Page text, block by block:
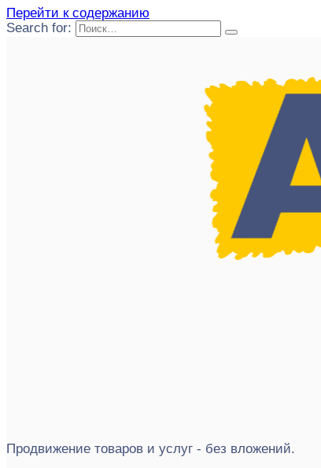
Перейти к содержанию
Search for:
Продвижение товаров и услуг - без вложений.